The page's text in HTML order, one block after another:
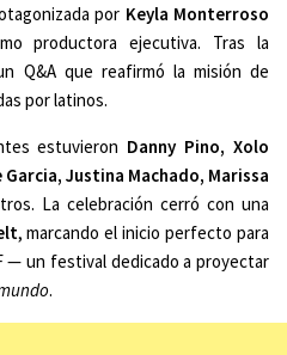
por Keyla Monterroso
productora ejecutiva. Tras la
Q&A que reafirmó la misión de
por latinos.
estuvieron Danny Pino, Xolo
Justina Machado, Marissa
La celebración cerró con una
, marcando el inicio perfecto para
— un festival dedicado a proyectar
.